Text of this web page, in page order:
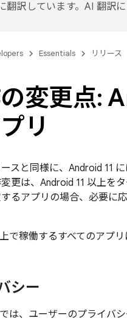
翻訳しています。AI 翻訳
Essentials リリース
変更点:
リ
スと同様に、Android 11
更は、Android 11 以上を
るアプリの場合、必要に
で稼働するすべてのアプ
シー
は、ユーザーのプライバ